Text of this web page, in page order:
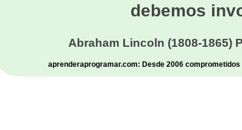
debemos
Abraham Lincoln (1808-1865)
aprenderaprogramar.com: Desde 2006